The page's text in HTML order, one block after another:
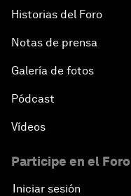
Historias del Foro
Notas de prensa
Galería de fotos
Pódcast
Vídeos
Participe en el Foro
Iniciar sesión